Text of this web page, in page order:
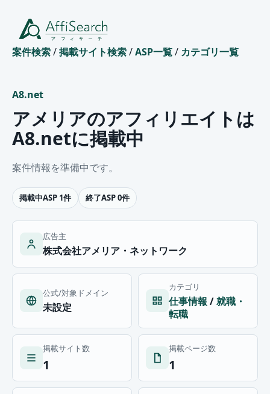
案件検索/掲載サイト検索/ASP一覧/ カテゴリ一覧
A8.net
アメリアのアフィリエイトは
A8.netに掲載中
案件情報を準備中です。
掲載中ASP 1件 終了ASP 0件
広告主
株式会社アメリア・ネットワーク
公式/対象ドメイン
未設定
カテゴリ
仕事情報 /就職・
転職
掲載サイト数
1
掲載ページ数
1